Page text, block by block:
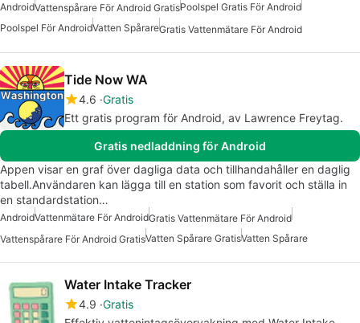
AndroidVattenspårare För Android GratisPoolspel Gratis För Android
Poolspel För AndroidVatten SpårareGratis Vattenmätare För Android
Tide Now WA
4.6 Gratis
Ett gratis program för Android, av Lawrence Freytag.
Gratis nedladdning för Android
Appen visar en graf över dagliga data och tillhandahåller en daglig
tabell.Användaren kan lägga till en station som favorit och ställa in
en standardstation…
AndroidVattenmätare För AndroidGratis Vattenmätare För Android
Vattenspårare För Android GratisVatten Spårare GratisVatten Spårare
Water Intake Tracker
4.9 Gratis